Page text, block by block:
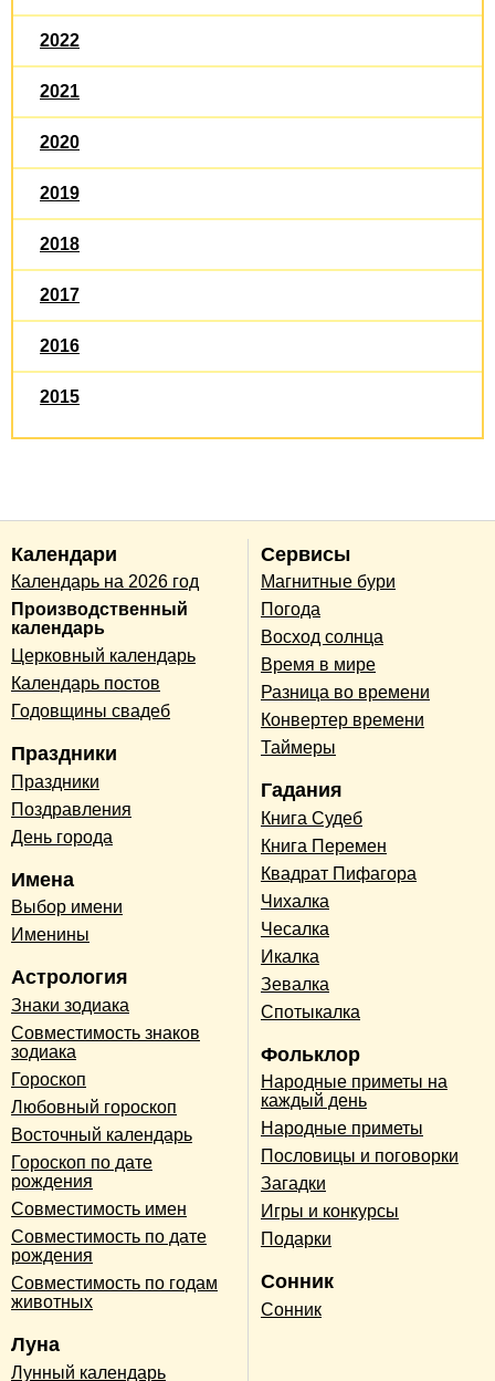
2022
2021
2020
2019
2018
2017
2016
2015
Календари
Календарь на 2026 год
Производственный
календарь
Церковный календарь
Календарь постов
Годовщины свадеб
Праздники
Праздники
Поздравления
День города
Имена
Выбор имени
Именины
Астрология
Знаки зодиака
Совместимость знаков
зодиака
Гороскоп
Любовный гороскоп
Восточный календарь
Гороскоп по дате
рождения
Совместимость имен
Совместимость по дате
рождения
Совместимость по годам
животных
Луна
Лунный календарь
Сервисы
Магнитные бури
Погода
Восход солнца
Время в мире
Разница во времени
Конвертер времени
Таймеры
Гадания
Книга Судеб
Книга Перемен
Квадрат Пифагора
Чихалка
Чесалка
Икалка
Зевалка
Спотыкалка
Фольклор
Народные приметы на
каждый день
Народные приметы
Пословицы и поговорки
Загадки
Игры и конкурсы
Подарки
Сонник
Сонник